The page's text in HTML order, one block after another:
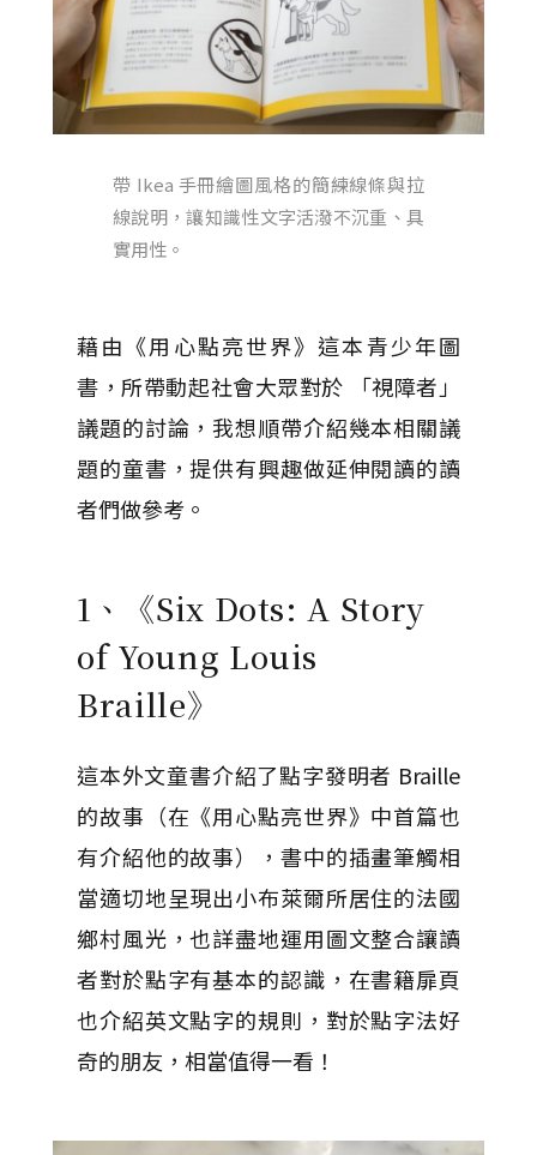
帶 Ikea 手冊繪圖風格的簡練線條與拉
線說明，讓知識性文字活潑不沉重、具
實用性。
藉由《用心點亮世界》這本青少年圖
書，所帶動起社會大眾對於 「視障者」
議題的討論，我想順帶介紹幾本相關議
題的童書，提供有興趣做延伸閱讀的讀
者們做參考。
1、《Six Dots: A Story
of Young Louis
Braille》
這本外文童書介紹了點字發明者 Braille
的故事（在《用心點亮世界》中首篇也
有介紹他的故事），書中的插畫筆觸相
當適切地呈現出小布萊爾所居住的法國
鄉村風光，也詳盡地運用圖文整合讓讀
者對於點字有基本的認識，在書籍扉頁
也介紹英文點字的規則，對於點字法好
奇的朋友，相當值得一看！